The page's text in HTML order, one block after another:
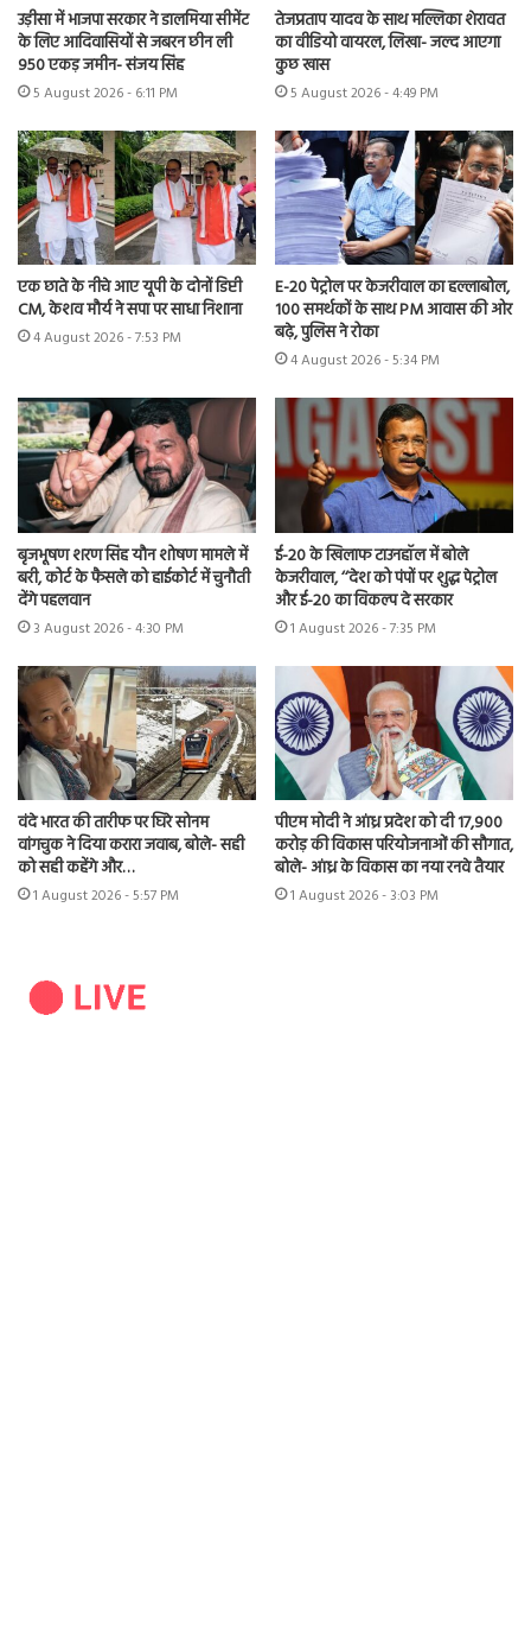
उड़ीसा में भाजपा सरकार ने डालमिया सीमेंट
के लिए आदिवासियों से जबरन छीन ली
950 एकड़ जमीन- संजय सिंह
5 August 2026 - 6:11 PM
तेजप्रताप यादव के साथ मल्लिका शेरावत
का वीडियो वायरल, लिखा- जल्द आएगा
कुछ खास
5 August 2026 - 4:49 PM
एक छाते के नीचे आए यूपी के दोनों डिप्टी
CM, केशव मौर्य ने सपा पर साधा निशाना
4 August 2026 - 7:53 PM
E-20 पेट्रोल पर केजरीवाल का हल्लाबोल,
100 समर्थकों के साथ PM आवास की ओर
बढ़े, पुलिस ने रोका
4 August 2026 - 5:34 PM
बृजभूषण शरण सिंह यौन शोषण मामले में
बरी, कोर्ट के फैसले को हाईकोर्ट में चुनौती
देंगे पहलवान
3 August 2026 - 4:30 PM
ई-20 के खिलाफ टाउनहॉल में बोले
केजरीवाल, ‘‘देश को पंपों पर शुद्ध पेट्रोल
और ई-20 का विकल्प दे सरकार
1 August 2026 - 7:35 PM
वंदे भारत की तारीफ पर घिरे सोनम
वांगचुक ने दिया करारा जवाब, बोले- सही
को सही कहेंगे और…
1 August 2026 - 5:57 PM
पीएम मोदी ने आंध्र प्रदेश को दी 17,900
करोड़ की विकास परियोजनाओं की सौगात,
बोले- आंध्र के विकास का नया रनवे तैयार
1 August 2026 - 3:03 PM